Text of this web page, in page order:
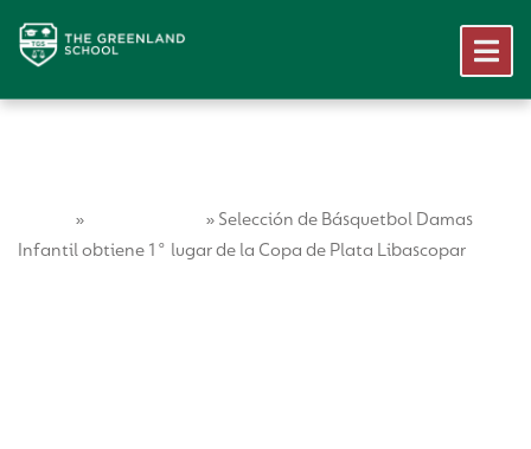
» » Selección de Básquetbol Damas
Infantil obtiene 1° lugar de la Copa de Plata Libascopar